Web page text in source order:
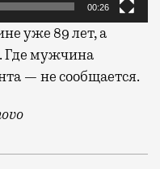
00:26
уже 89 лет, а
Где мужчина
— не сообщается.
на козырьке